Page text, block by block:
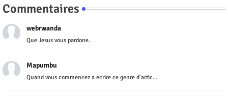
Commentaires
webrwanda
Que Jesus vous pardone.
Mapumbu
Quand vous commencez a ecrire ce genre d'artic...